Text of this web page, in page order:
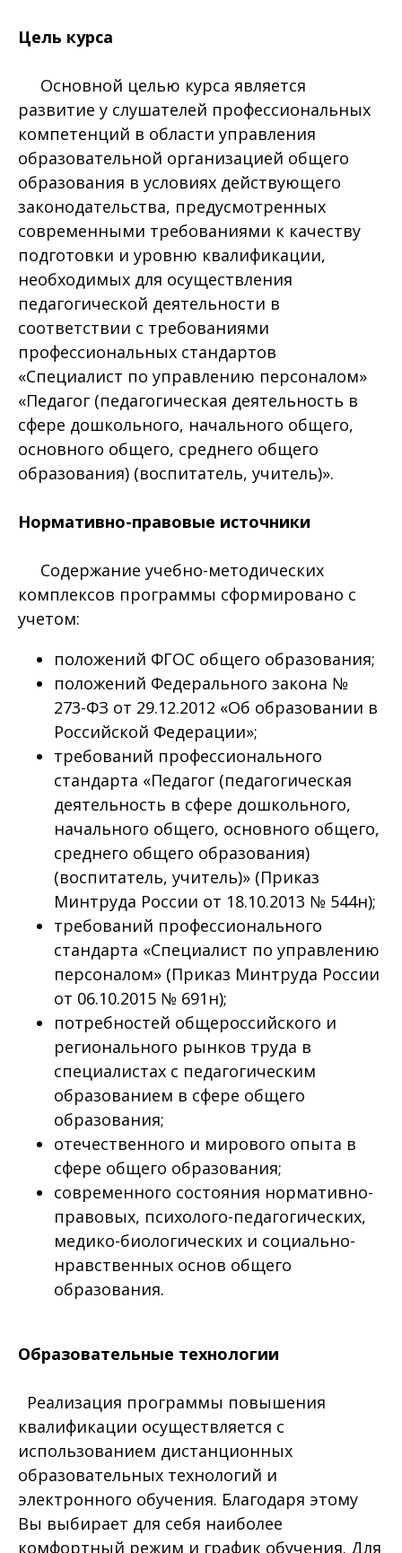
Цель курса
Основной целью курса является
развитие у слушателей профессиональных
компетенций в области управления
образовательной организацией общего
образования в условиях действующего
законодательства, предусмотренных
современными требованиями к качеству
подготовки и уровню квалификации,
необходимых для осуществления
педагогической деятельности в
соответствии с требованиями
профессиональных стандартов
«Специалист по управлению персоналом»
«Педагог (педагогическая деятельность в
сфере дошкольного, начального общего,
основного общего, среднего общего
образования) (воспитатель, учитель)».
Нормативно-правовые источники
Содержание учебно-методических
комплексов программы сформировано с
учетом:
положений ФГОС общего образования;
положений Федерального закона №
273-ФЗ от 29.12.2012 «Об образовании в
Российской Федерации»;
требований профессионального
стандарта «Педагог (педагогическая
деятельность в сфере дошкольного,
начального общего, основного общего,
среднего общего образования)
(воспитатель, учитель)» (Приказ
Минтруда России от 18.10.2013 № 544н);
требований профессионального
стандарта «Специалист по управлению
персоналом» (Приказ Минтруда России
от 06.10.2015 № 691н);
потребностей общероссийского и
регионального рынков труда в
специалистах с педагогическим
образованием в сфере общего
образования;
отечественного и мирового опыта в
сфере общего образования;
современного состояния нормативно-
правовых, психолого-педагогических,
медико-биологических и социально-
нравственных основ общего
образования.
Образовательные технологии
Реализация программы повышения
квалификации осуществляется с
использованием дистанционных
образовательных технологий и
электронного обучения. Благодаря этому
Вы выбирает для себя наиболее
комфортный режим и график обучения. Для